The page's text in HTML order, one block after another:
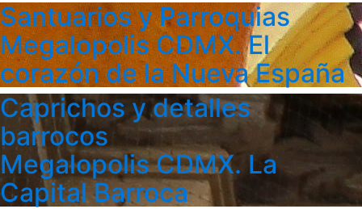
Santuarios y Parroquias
Megalopolis CDMX. El
corazón de la Nueva España
Caprichos y detalles
barrocos
Megalopolis CDMX. La
Capital Barroca